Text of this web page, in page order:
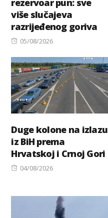
više slučajeva
razrijeđenog goriva
Posted
05/08/2026
Duge kolone na izlazu
iz BiH prema
Hrvatskoj i Crnoj Gori
Posted
04/08/2026